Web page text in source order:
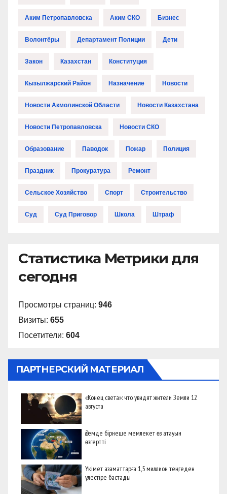
Аким Петропавловска Аким СКО Бизнес
Волонтёры Департамент Полиции Дети
Закон Казахстан Конституция
Кызылжарский Район Назначение Новости
Новости Акмолинской Области Новости Казахстана
Новости Петропавловска Новости СКО
Образование Паводок Пожар Полиция
Праздник Прокуратура Ремонт
Сельское Хозяйство Спорт Строительство
Суд Суд Приговор Школа Штраф
Статистика Метрики для
сегодня
Просмотры страниц: 946
Визиты: 655
Посетители: 604
ПАРТНЕРСКИЙ МАТЕРИАЛ
«Конец света»: что увидят жители Земли 12
августа
Әлемде бірнеше мемлекет өз атауын
өзгертті
Үкімет азаматтарға 1,5 миллион теңгеден
үлестіре бастады